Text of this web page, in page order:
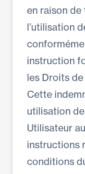
en raison
l’utilisation
instruction
les Droits
Cette
utilisation
Utilisateur
instructions
conditions